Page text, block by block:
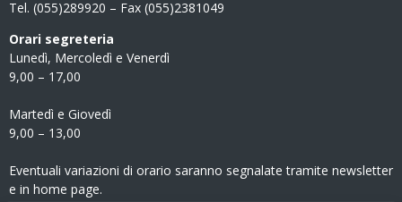
Tel. (055)289920 – Fax (055)2381049
Orari segreteria
Lunedì, Mercoledì e Venerdì
9,00 – 17,00
Martedì e Giovedì
9,00 – 13,00
Eventuali variazioni di orario saranno segnalate tramite newsletter
e in home page.